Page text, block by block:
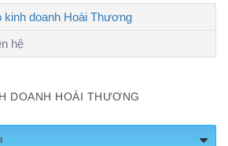
kinh doanh Hoài Thương
hệ
DOANH HOÀI THƯƠNG